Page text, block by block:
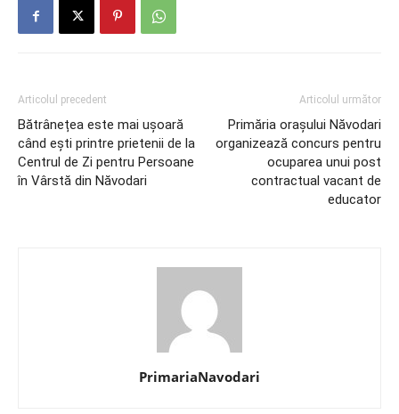
Articolul precedent
Bătrânețea este mai ușoară
când ești printre prietenii de la
Centrul de Zi pentru Persoane
în Vârstă din Năvodari
Articolul următor
Primăria orașului Năvodari
organizează concurs pentru
ocuparea unui post
contractual vacant de
educator
PrimariaNavodari